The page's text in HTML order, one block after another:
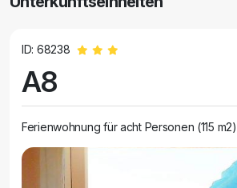
ID: 68238
A8
Ferienwohnung für acht Personen (115 m2)